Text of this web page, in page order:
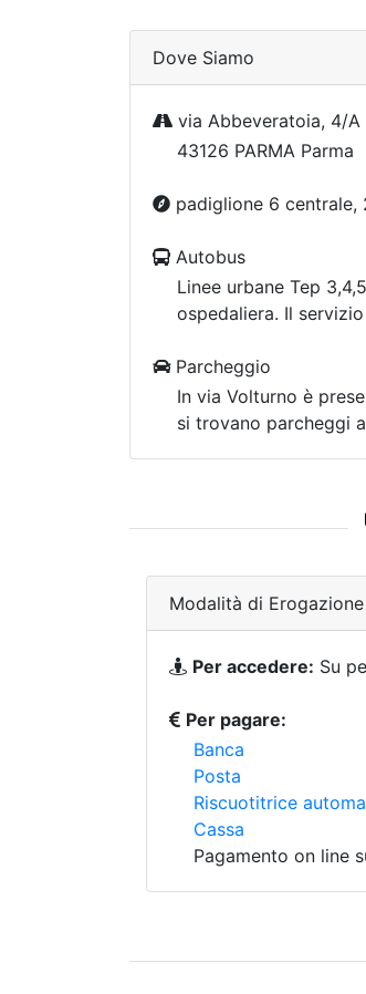
Dove Siamo
via Abbeveratoia, 4/A
43126 PARMA Parma
padiglione 6 centrale,
Autobus
Linee urbane Tep
ospedaliera. Il
Parcheggio
In via Volturno è
si trovano parcheggi
Modalità di Erogazione
Per accedere: Su
Per pagare:
Banca
Posta
Riscuotitrice
Cassa
Pagamento on line